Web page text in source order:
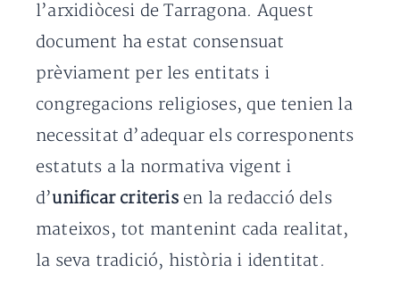
l’arxidiòcesi de Tarragona. Aquest
document ha estat consensuat
prèviament per les entitats i
congregacions religioses, que tenien la
necessitat d’adequar els corresponents
estatuts a la normativa vigent i
d’unificar criterisen la redacció dels
mateixos, tot mantenint cada realitat,
la seva tradició, història i identitat.